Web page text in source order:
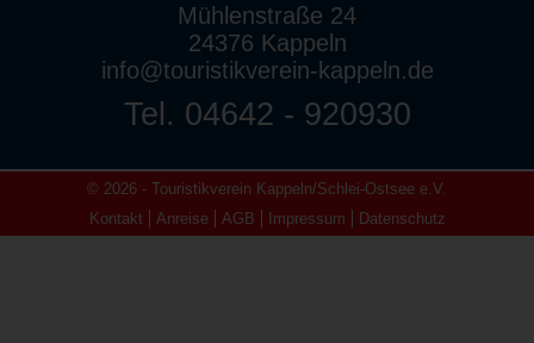
Mühlenstraße 24
24376 Kappeln
info@touristikverein-kappeln.de
Tel. 04642 - 920930
© 2026 - Touristikverein Kappeln/Schlei-Ostsee e.V.
Kontakt
Anreise AGB Impressum Datenschutz